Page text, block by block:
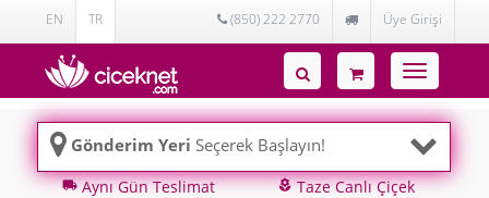
EN TR (850) 222 2770 Üye Girişi
Toggle
navigation
Gönderim Yeri Seçerek Başlayın!
local_shippingAynı Gün Teslimat local_floristTaze Canlı Çiçek